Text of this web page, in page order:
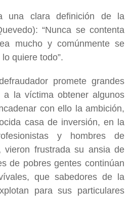
una clara definición de la
“Nunca se contenta
mucho y comúnmente se
quiere todo”.
promete grandes
a la víctima obtener algunos
con ello la ambición,
casa de inversión, en la
y hombres de
vieron frustrada su ansia de
de pobres gentes continúan
que sabedores de la
para sus particulares